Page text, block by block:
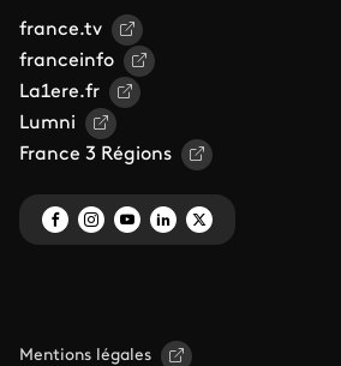
france.tv
franceinfo
La1ere.fr
Lumni
France 3 Régions
Mentions légales